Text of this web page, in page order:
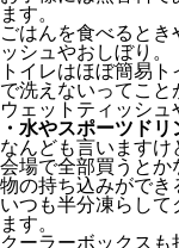
ます。
ごはんを食べると
ッシュやおしぼり。
トイレはほぼ簡易
で洗えないってこと
ウェットティッシュ
・水やスポーツド
なんども言いますけ
会場で全部買うとか
物の持ち込みができ
いつも半分凍らし
ます。
クーラーボックスも